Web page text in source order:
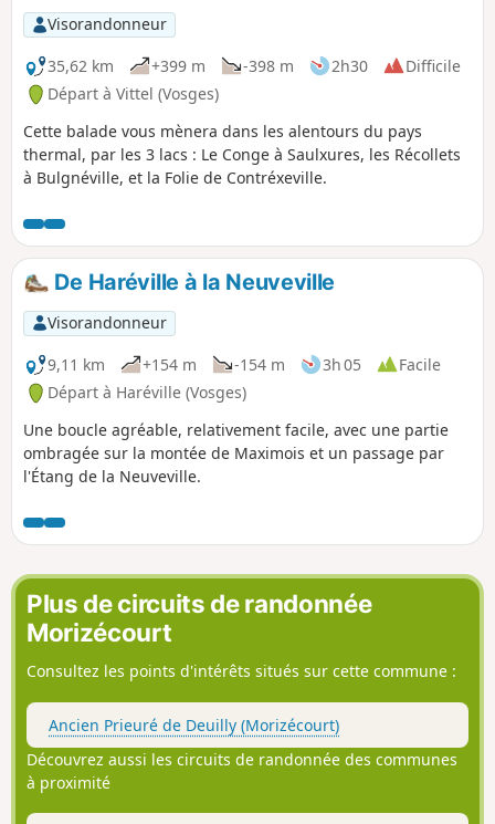
Visorandonneur
35,62 km
+399 m -398 m 2h30
Difficile
Départ à Vittel (Vosges)
Cette balade vous mènera dans les alentours du pays
thermal, par les 3 lacs : Le Conge à Saulxures, les Récollets
à Bulgnéville, et la Folie de Contréxeville.
De Haréville à la Neuveville
Visorandonneur
9,11 km
+154 m -154 m 3h 05
Facile
Départ à Haréville (Vosges)
Une boucle agréable, relativement facile, avec une partie
ombragée sur la montée de Maximois et un passage par
l'Étang de la Neuveville.
Plus de circuits de randonnée
Morizécourt
Consultez les points d'intérêts situés sur cette commune :
Ancien Prieuré de Deuilly (Morizécourt)
Découvrez aussi les circuits de randonnée des communes
à proximité